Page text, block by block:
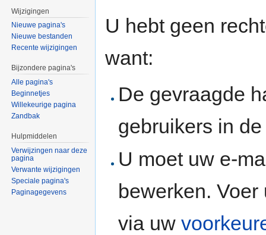
U hebt geen
want:
De gevraagde
gebruikers in
U moet uw e-
bewerken.
via uw
Wijzigingen
Nieuwe pagina's
Nieuwe bestanden
Recente wijzigingen
Bijzondere pagina's
Alle pagina's
Beginnetjes
Willekeurige pagina
Zandbak
Hulpmiddelen
Verwijzingen naar deze
pagina
Verwante wijzigingen
Speciale pagina's
Paginagegevens